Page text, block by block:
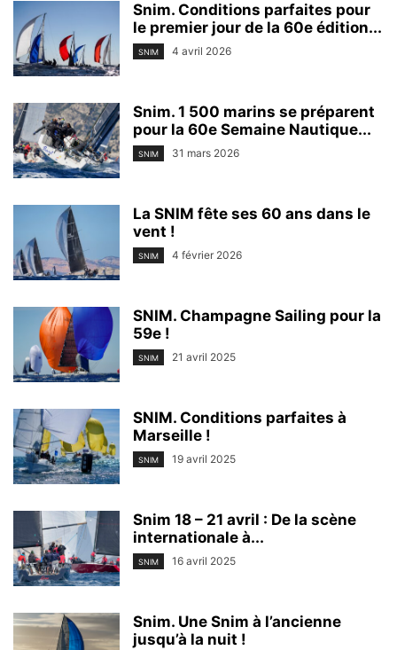
Snim. Conditions parfaites pour
le premier jour de la 60e édition...
SNIM 4 avril 2026
Snim. 1 500 marins se préparent
pour la 60e Semaine Nautique...
SNIM 31 mars 2026
La SNIM fête ses 60 ans dans le
vent !
SNIM 4 février 2026
SNIM. Champagne Sailing pour la
59e !
SNIM 21 avril 2025
SNIM. Conditions parfaites à
Marseille !
SNIM 19 avril 2025
Snim 18 – 21 avril : De la scène
internationale à...
SNIM 16 avril 2025
Snim. Une Snim à l’ancienne
jusqu’à la nuit !